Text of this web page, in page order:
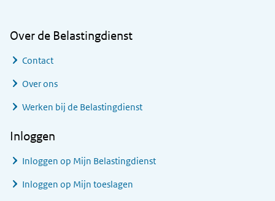
Over de Belastingdienst
Contact
Over ons
Werken bij de Belastingdienst
Inloggen
Inloggen op Mijn Belastingdienst
Inloggen op Mijn toeslagen